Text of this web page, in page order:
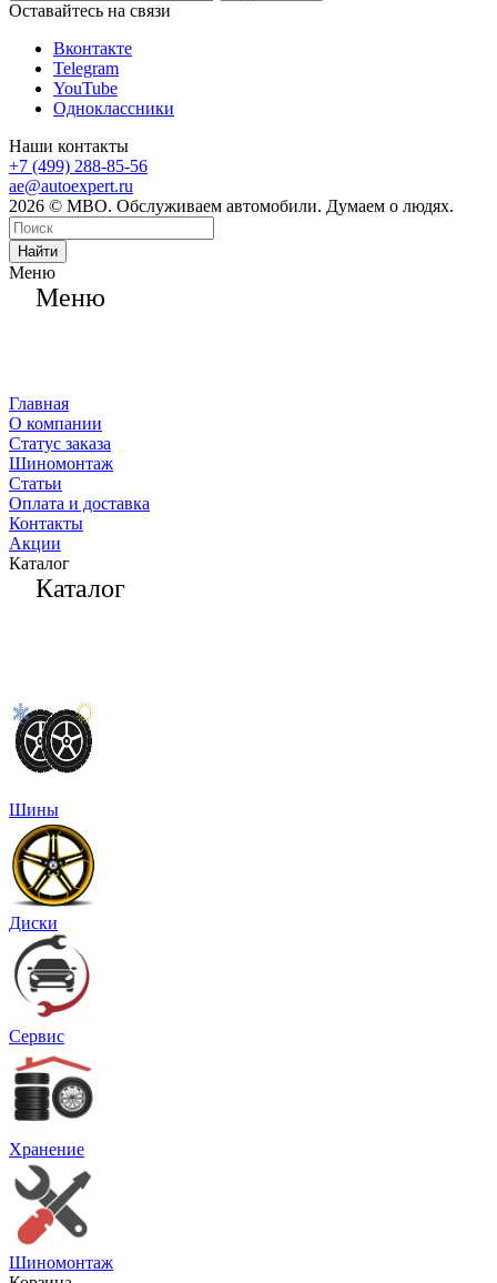
Оставайтесь на связи
Вконтакте
Telegram
YouTube
Одноклассники
Наши контакты
+7 (499) 288-85-56
ae@autoexpert.ru
2026 © МВО. Обслуживаем автомобили. Думаем о людях.
Найти
Меню
Меню
Главная
О компании
Статус заказа
Шиномонтаж
Статьи
Оплата и доставка
Контакты
Акции
Каталог
Каталог
Шины
Диски
Сервис
Хранение
Шиномонтаж